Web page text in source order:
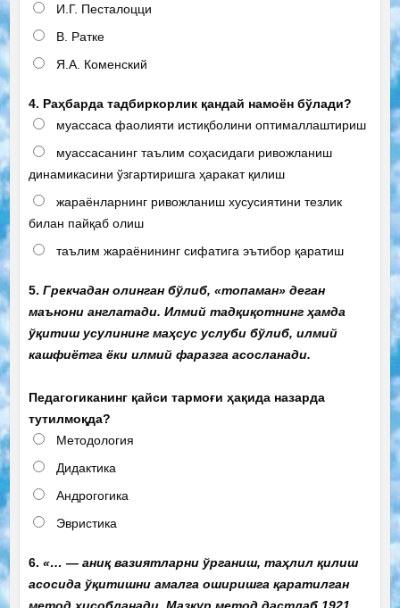
И.Г. Песталоцци
В. Ратке
Я.А. Коменский
4. Раҳбарда тадбиркорлик қандай намоён бўлади?
муассаса фаолияти истиқболини оптималлаштириш
муассасанинг таълим соҳасидаги ривожланиш
динамикасини ўзгартиришга ҳаракат қилиш
жараёнларнинг ривожланиш хусусиятини тезлик
билан пайқаб олиш
таълим жараёнининг сифатига эътибор қаратиш
5. Грекчадан олинган бўлиб, «топаман» деган
маънони англатади. Илмий тадқиқотнинг ҳамда
ўқитиш усулининг маҳсус услуби бўлиб, илмий
кашфиётга ёки илмий фаразга асосланади.
Педагогиканинг қайси тармоғи ҳақида назарда
тутилмоқда?
Методология
Дидактика
Андрогогика
Эвристика
6. «… — аниқ вазиятларни ўрганиш, таҳлил қилиш
асосида ўқитишни амалга оширишга қаратилган
метод ҳисобланади. Мазкур метод дастлаб 1921